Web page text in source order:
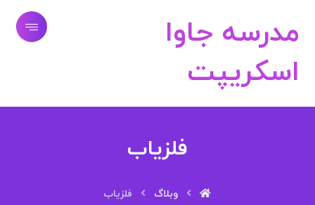
مدرسه جاوا
اسکریپت
فلزیاب
وبلاگ فلزیاب